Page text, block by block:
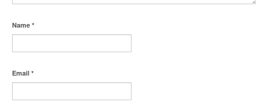
Name *
Email *